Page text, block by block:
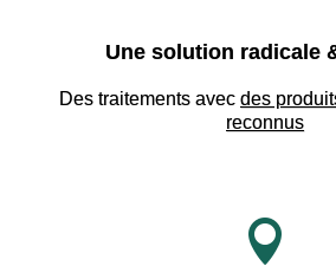
Une solution radicale
Des traitements avec des
reconnus
